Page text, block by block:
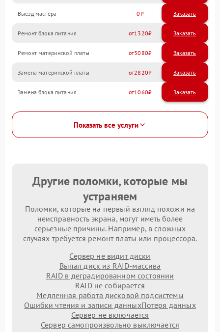
Выезд мастера 0 Заказать
Ремонт блока питания 1320
Ремонт материнской платы 3080
Замена материнской платы 2820
Замена блока питания 1060
Показать все услуги
Другие поломки, которые мы
устраняем
Поломки, которые на первый взгляд похожи на
неисправность экрана, могут иметь более
серьезные причины. Например, в сложных
случаях требуется ремонт платы или процессора.
Сервер не видит диски
Выпал диск из RAID-массива
RAID в деградированном состоянии
RAID не собирается
Медленная работа дисковой подсистемы
Ошибки чтения и записи данныхПотеря данных
Сервер не включается
Сервер самопроизвольно выключается